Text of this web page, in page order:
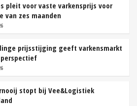
pleit voor vaste varkensprijs voor
van zes maanden
prijsstijging geeft varkensmarkt
stopt bij Vee&Logistiek